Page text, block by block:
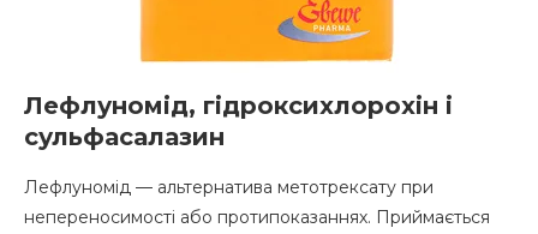
Лефлуномід, гідроксихлорохін і
сульфасалазин
Лефлуномід — альтернатива метотрексату при
непереносимості або протипоказаннях. Приймається